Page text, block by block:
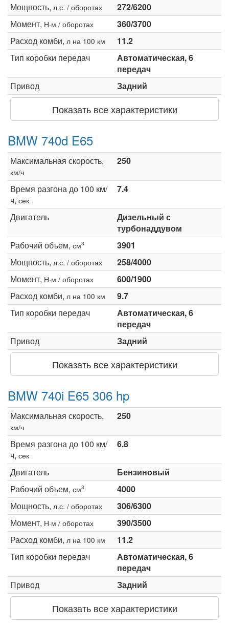
Мощность, л.с. / оборотах
272/6200
Момент, Н·м / оборотах
360/3700
Расход комби, л на 100 км
11.2
Тип коробки передач
Автоматическая, 6
передач
Привод
Задний
Показать все характеристики
BMW 740d E65
Максимальная скорость,
км/ч
250
Время разгона до 100 км/
ч, сек
7.4
Двигатель
Дизельный с
турбонаддувом
Рабочий объем, см3
3901
Мощность, л.с. / оборотах
258/4000
Момент, Н·м / оборотах
600/1900
Расход комби, л на 100 км
9.7
Тип коробки передач
Автоматическая, 6
передач
Привод
Задний
Показать все характеристики
BMW 740i E65 306 hp
Максимальная скорость,
км/ч
250
Время разгона до 100 км/
ч, сек
6.8
Двигатель
Бензиновый
Рабочий объем, см3
4000
Мощность, л.с. / оборотах
306/6300
Момент, Н·м / оборотах
390/3500
Расход комби, л на 100 км
11.2
Тип коробки передач
Автоматическая, 6
передач
Привод
Задний
Показать все характеристики